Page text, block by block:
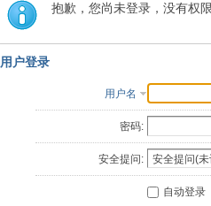
抱歉，您尚未登录，没有权
用户登录
用户名
密码:
安全提问:
自动登录